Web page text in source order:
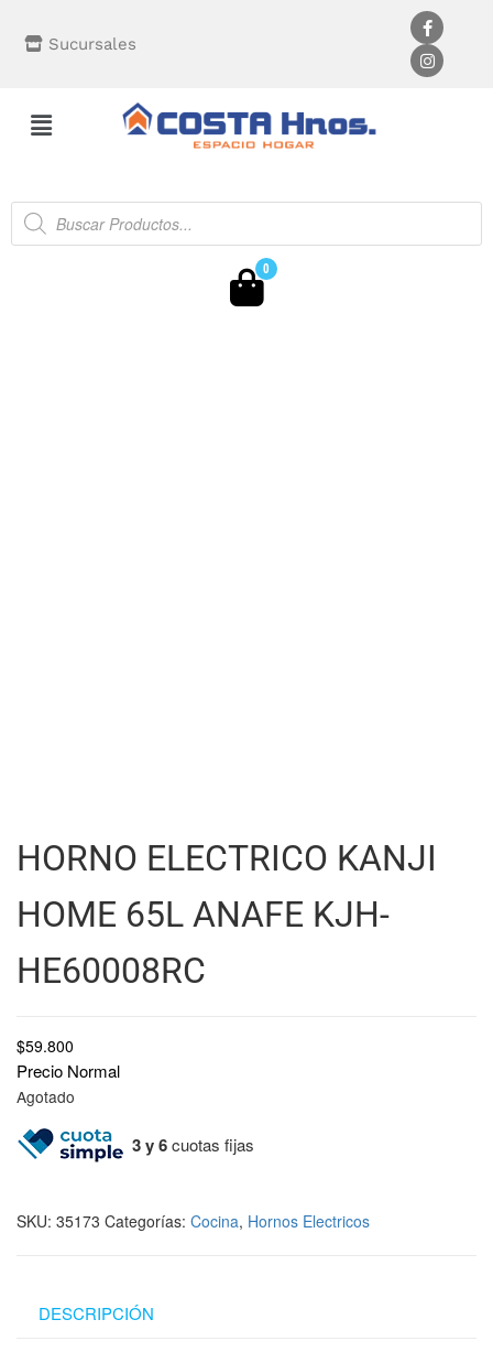
Sucursales
0
HORNO ELECTRICO KANJI
HOME 65L ANAFE KJH-
HE60008RC
$59.800
Precio Normal
Agotado
3 y 6cuotas fijas
SKU: 35173 Categorías: Cocina, Hornos Electricos
DESCRIPCIÓN